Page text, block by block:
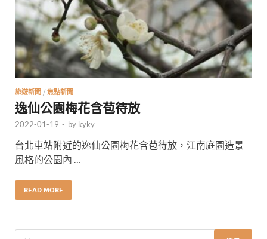
旅遊新聞 / 焦點新聞
逸仙公園梅花含苞待放
2022-01-19 - by kyky
台北車站附近的逸仙公園梅花含苞待放，江南庭園造景
風格的公園內 …
READ MORE